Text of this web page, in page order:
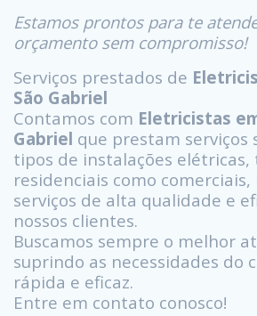
Estamos prontos para te
orçamento sem compromisso!
Serviços prestados de
São Gabriel
Contamos com Eletricistas
Gabriel que prestam serviços
tipos de instalações elétricas,
residenciais como comerciais,
serviços de alta qualidade e
nossos clientes.
Buscamos sempre o melhor
suprindo as necessidades do
rápida e eficaz.
Entre em contato conosco!